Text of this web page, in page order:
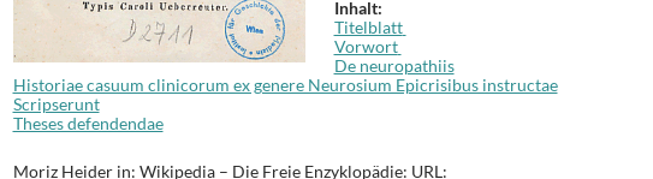
Inhalt:
Titelblatt
Vorwort
De neuropathiis
Historiae casuum clinicorum ex genere Neurosium Epicrisibus instructae
Scripserunt
Theses defendendae
Moriz Heider in: Wikipedia – Die Freie Enzyklopädie: URL: